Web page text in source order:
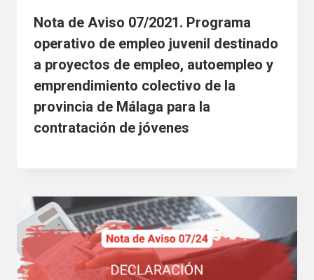
Nota de Aviso 07/2021. Programa
operativo de empleo juvenil destinado
a proyectos de empleo, autoempleo y
emprendimiento colectivo de la
provincia de Málaga para la
contratación de jóvenes